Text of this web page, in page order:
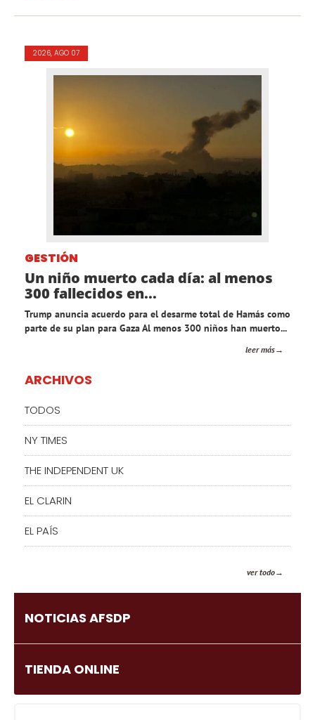
2026, AGO 07
GESTIÓN
Un niño muerto cada día: al menos
300 fallecidos en...
Trump anuncia acuerdo para el desarme total de Hamás como
parte de su plan para Gaza Al menos 300 niños han muerto...
leer más
ARCHIVOS
TODOS
NY TIMES
THE INDEPENDENT UK
EL CLARIN
EL PAÍS
ver todo
NOTICIAS AFSDP
TIENDA ONLINE